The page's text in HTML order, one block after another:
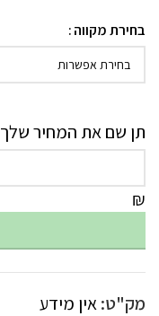
בחירת מקווה
תן שם את המחיר שלך
₪
Alternative:
מק"ט:אין מידע